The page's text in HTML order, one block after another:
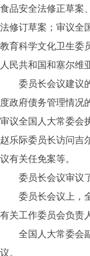
食品安全法修正草案
法修订草案；审议全
教育科学文化卫生委
人民共和国和塞尔维
委员长会议建议的
度政府债务管理情况
审议全国人大常委会
赵乐际委员长访问吉
议有关任免案等。
委员长会议审议了
委员长会议上，全
有关工作委员会负责
全国人大常委会副
议。